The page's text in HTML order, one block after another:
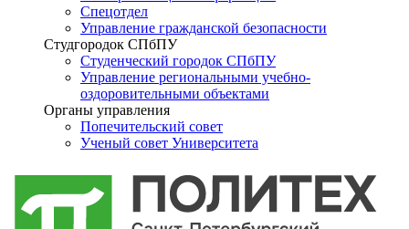
Спецотдел
Управление гражданской безопасности
Студгородок СПбПУ
Студенческий городок СПбПУ
Управление региональными учебно-
оздоровительными объектами
Органы управления
Попечительский совет
Ученый совет Университета